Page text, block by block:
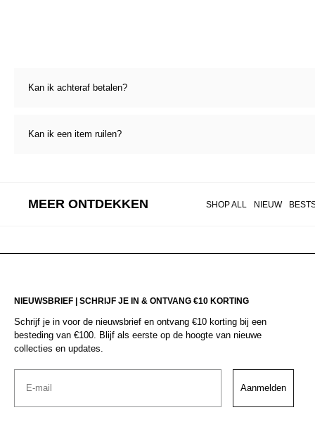
Kan ik achteraf betalen?
Kan ik een item ruilen?
MEER ONTDEKKEN SHOP ALL NIEUW
NIEUWSBRIEF | SCHRIJF JE IN & ONTVANG €10 KORTING
Schrijf je in voor de nieuwsbrief en ontvang €10 korting bij een
besteding van €100. Blijf als eerste op de hoogte van nieuwe
collecties en updates.
Email
Aanmelden